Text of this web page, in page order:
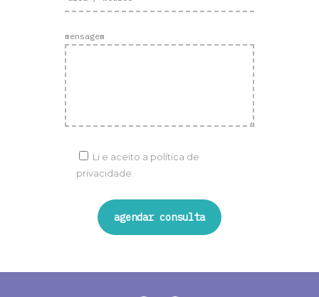
mensagem
Li e aceito a política de
privacidade.